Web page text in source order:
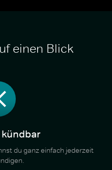
einen Blick
du ganz einfach jederzeit